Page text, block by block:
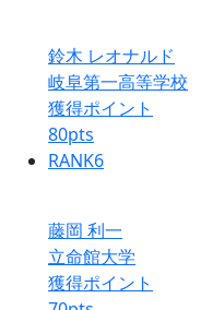
鈴木 レオナルド
岐阜第一高等学校
獲得ポイント
80pts
RANK6
藤岡 利一
立命館大学
獲得ポイント